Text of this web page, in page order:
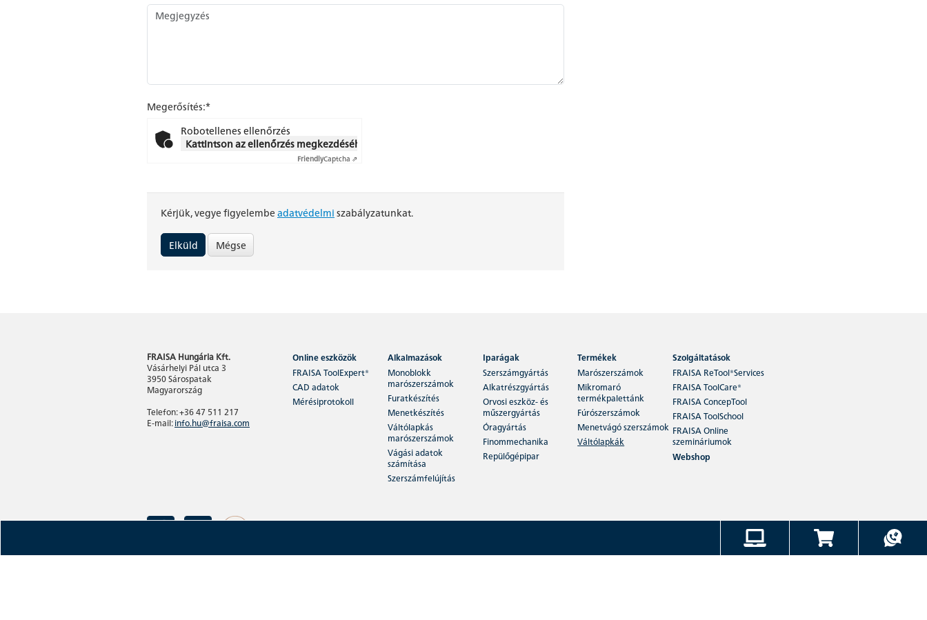
Megerősítés:*
Robotellenes ellenőrzés
Kattintson az ellenőrzés megkezdéséhez
FriendlyCaptcha ⇗
Kérjük, vegye figyelembe adatvédelmi szabályzatunkat.
Mégse
FRAISA Hungária Kft.
Vásárhelyi Pál utca 3
3950 Sárospatak
Magyarország
Telefon: +36 47 511 217
E-mail:info.hu@fraisa.com
Online eszközök
FRAISA ToolExpert®
CAD adatok
Mérésiprotokoll
Alkalmazások
Monoblokk
marószerszámok
Furatkészítés
Menetkészítés
Váltólapkás
marószerszámok
Vágási adatok
számítása
Szerszámfelújítás
Iparágak
Szerszámgyártás
Alkatrészgyártás
Orvosi eszköz- és
műszergyártás
Óragyártás
Finommechanika
Repülőgépipar
Termékek
Marószerszámok
Mikromaró
termékpalettánk
Fúrószerszámok
Menetvágó szerszámok
Váltólapkák
Szolgáltatások
FRAISA ReTool®Services
FRAISA ToolCare®
FRAISA ConcepTool
FRAISA ToolSchool
FRAISA Online
szemináriumok
Webshop